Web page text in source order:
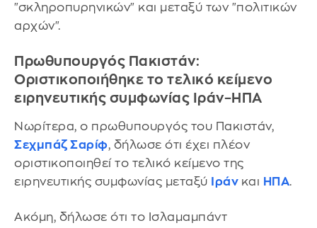
"σκληροπυρηνικών" και μεταξύ των "πολιτικών
αρχών".
Πρωθυπουργός Πακιστάν:
Οριστικοποιήθηκε το τελικό κείμενο
ειρηνευτικής συμφωνίας Ιράν–ΗΠΑ
Νωρίτερα, ο πρωθυπουργός του Πακιστάν,
Σεχμπάζ Σαρίφ, δήλωσε ότι έχει πλέον
οριστικοποιηθεί το τελικό κείμενο της
ειρηνευτικής συμφωνίας μεταξύ
Ιράν και ΗΠΑ.
Ακόμη, δήλωσε ότι το Ισλαμαμπάντ